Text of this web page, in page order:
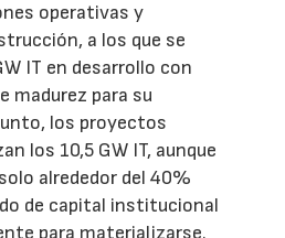
operativas y
a los que se
IT en desarrollo con
madurez para su
los proyectos
los 10,5 GW IT, aunque
alrededor del 40%
de capital institucional
para materializarse.